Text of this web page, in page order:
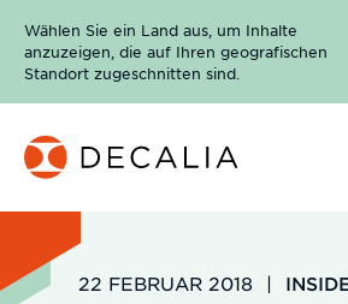
Inhalt
springen
Wählen Sie ein Land aus, um Inhalte
anzuzeigen, die auf Ihren geografischen
Standort zugeschnitten sind.
22 FEBRUAR 2018 |